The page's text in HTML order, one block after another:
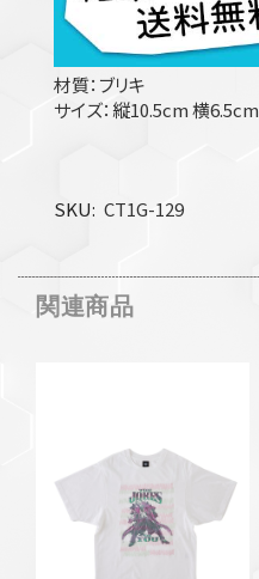
材質：ブリキ
サイズ：縦10.5cm 横6.5cm
SKU CT1G-129
関連商品